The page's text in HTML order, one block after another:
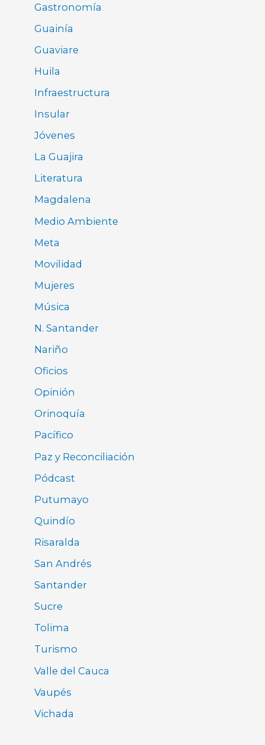
Gastronomía
Guainía
Guaviare
Huila
Infraestructura
Insular
Jóvenes
La Guajira
Literatura
Magdalena
Medio Ambiente
Meta
Movilidad
Mujeres
Música
N. Santander
Nariño
Oficios
Opinión
Orinoquía
Pacífico
Paz y Reconciliación
Pódcast
Putumayo
Quindío
Risaralda
San Andrés
Santander
Sucre
Tolima
Turismo
Valle del Cauca
Vaupés
Vichada